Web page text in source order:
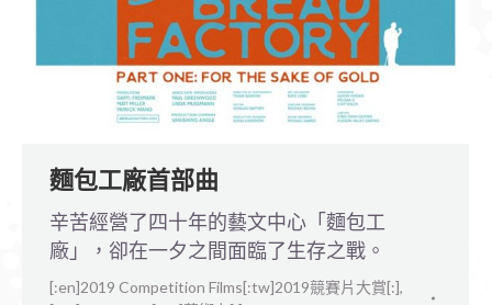
麵包工廠首部曲
辛苦經營了四十年的藝文中心「麵包工
廠」，卻在一夕之間面臨了生存之戰。
[:en]2019 Competition Films[:tw]2019競賽片大賞[:],